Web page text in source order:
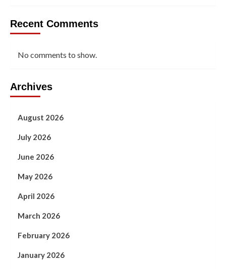
Recent Comments
No comments to show.
Archives
August 2026
July 2026
June 2026
May 2026
April 2026
March 2026
February 2026
January 2026